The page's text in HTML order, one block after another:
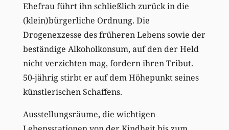
Ehefrau führt ihn schließlich zurück in die
(klein)bürgerliche Ordnung. Die
Drogenexzesse des früheren Lebens sowie der
beständige Alkoholkonsum, auf den der Held
nicht verzichten mag, fordern ihren Tribut.
50-jährig stirbt er auf dem Höhepunkt seines
künstlerischen Schaffens.
Ausstellungsräume, die wichtigen